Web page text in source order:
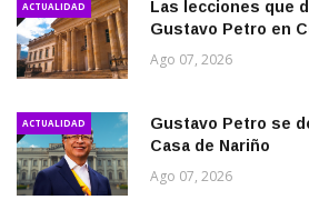
ACTUALIDAD
Las lecciones que
Gustavo Petro en
Ago 07, 2026
ACTUALIDAD
Gustavo Petro se
Casa de Nariño
Ago 07, 2026